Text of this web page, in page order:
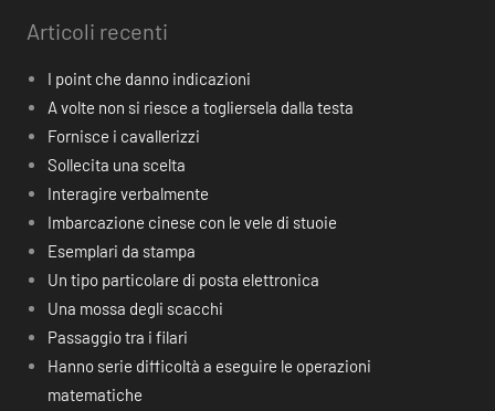
Articoli recenti
I point che danno indicazioni
A volte non si riesce a togliersela dalla testa
Fornisce i cavallerizzi
Sollecita una scelta
Interagire verbalmente
Imbarcazione cinese con le vele di stuoie
Esemplari da stampa
Un tipo particolare di posta elettronica
Una mossa degli scacchi
Passaggio tra i filari
Hanno serie difficoltà a eseguire le operazioni
matematiche